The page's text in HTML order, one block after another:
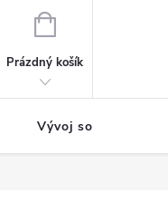
NÁKUPNÍ
Prázdný košík
Vývoj software